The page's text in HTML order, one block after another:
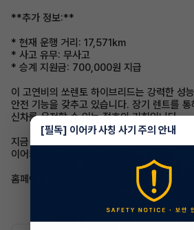
**추가 정보:**
* 현재 운행 거리: 17,571km
* 사고 유무: 무사고
* 승계 지원금: 700,000원 지급
이 고연비의 쏘렌토 하이브리드는 강력한 성
안전 기능을 갖추고 있습니다. 장기 렌트를
신차를 운전할 수 있는 절호의 기회입니다.
지금 이어카 전문 매니저에게 연락하여 승계
이어카 앱을 통해 간편하고 안전하게 승계를
홈페이지: https://www.eacar.co.kr
[필독] 이어카 사칭 사기 주의 안내